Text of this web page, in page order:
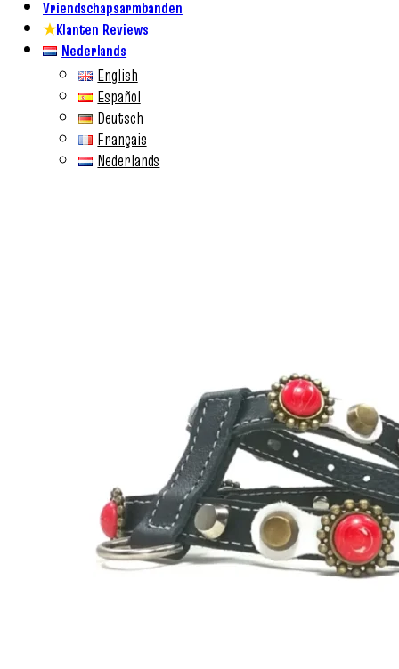
Vriendschapsarmbanden
★Klanten Reviews
Nederlands
English
Español
Deutsch
Français
Nederlands